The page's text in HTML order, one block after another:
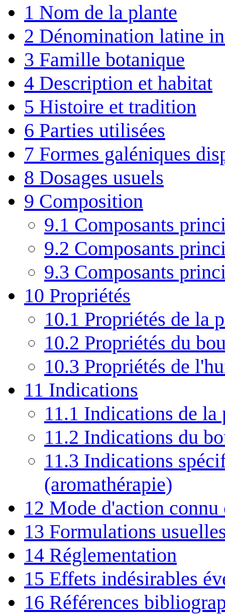
1 Nom de la plante
2 Dénomination latine
3 Famille botanique
4 Description et habitat
5 Histoire et tradition
6 Parties utilisées
7 Formes galéniques
8 Dosages usuels
9 Composition
9.1 Composants
9.2 Composants
9.3 Composants
10 Propriétés
10.1 Propriétés de la
10.2 Propriétés du
10.3 Propriétés de
11 Indications
11.1 Indications de la
11.2 Indications du
11.3 Indications
(aromathérapie)
12 Mode d'action connu
13 Formulations
14 Réglementation
15 Effets indésirables
16 Références